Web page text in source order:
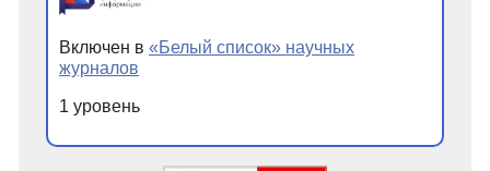
Включен в «Белый список» научных
журналов
1 уровень